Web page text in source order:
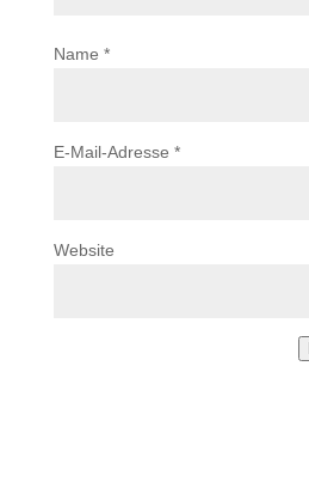
Name *
E-Mail-Adresse *
Website